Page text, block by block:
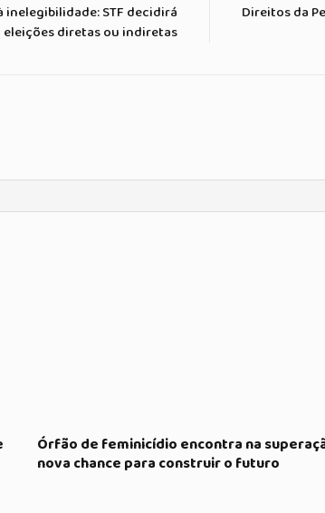
inelegibilidade: STF decidirá
eleições diretas ou indiretas
Direitos da
Órfão de feminicídio encontra na
nova chance para construir o futuro